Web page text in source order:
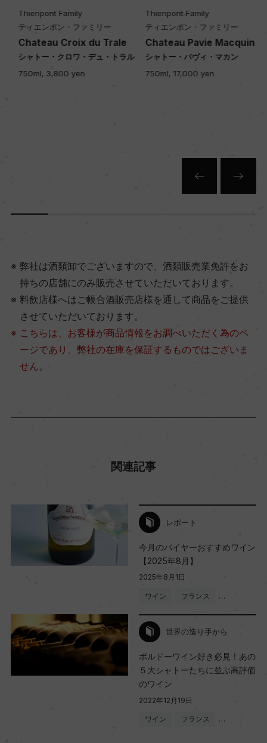
Thienpont Family
ティエンポン・ファミリー
Chateau Croix du Trale
シャトー・クロワ・デュ・トラル
750ml, 3,800 yen
Thienpont Family
ティエンポン・ファミリー
Chateau Pavie Macquin
シャトー・パヴィ・マカン
750ml, 17,000 yen
弊社は酒類卸でございますので、酒類販売業免許をお
持ちの店舗にのみ販売させていただいております。
料飲店様へはご帳合酒販売店様を通して商品をご提供
させていただいております。
こちらは、お客様が商品情報をお調べいただく為のペ
ージであり、弊社の在庫を保証するものではございま
せん。
関連記事
レポート
今月のバイヤーおすすめワイン
【2025年8月】
2025年8月1日
ワイン フランス …
世界の造り手から
ボルドーワイン好き必見！あの
５大シャトーたちに並ぶ高評価
のワイン
2022年12月19日
ワイン フランス …